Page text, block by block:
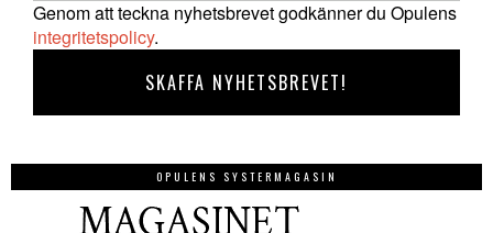
Genom att teckna nyhetsbrevet godkänner du Opulens
integritetspolicy.
OPULENS SYSTERMAGASIN